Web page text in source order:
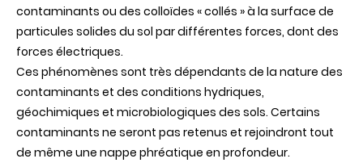
contaminants ou des colloïdes « collés » à la surface de
particules solides du sol par différentes forces, dont des
forces électriques.
Ces phénomènes sont très dépendants de la nature des
contaminants et des conditions hydriques,
géochimiques et microbiologiques des sols. Certains
contaminants ne seront pas retenus et rejoindront tout
de même une nappe phréatique en profondeur.